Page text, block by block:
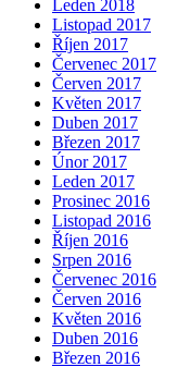
Leden 2018
Listopad 2017
Říjen 2017
Červenec 2017
Červen 2017
Květen 2017
Duben 2017
Březen 2017
Únor 2017
Leden 2017
Prosinec 2016
Listopad 2016
Říjen 2016
Srpen 2016
Červenec 2016
Červen 2016
Květen 2016
Duben 2016
Březen 2016